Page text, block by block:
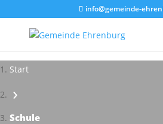
info@gemeinde-
Start
›
Schule
Impressionen - Mareike Kranz